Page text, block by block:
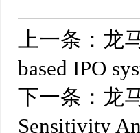
上一条： 龙
based IPO
下一条： 龙
Sensitivity